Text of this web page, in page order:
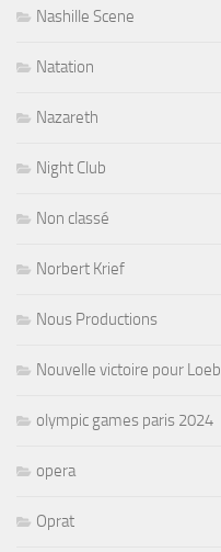
Nashille Scene
Natation
Nazareth
Night Club
Non classé
Norbert Krief
Nous Productions
Nouvelle victoire pour Loeb
olympic games paris 2024
opera
Oprat